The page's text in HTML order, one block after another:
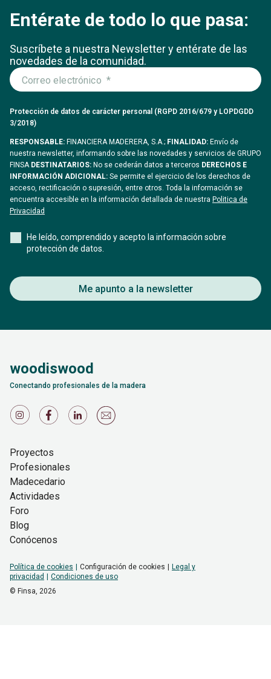
Entérate de todo lo que pasa:
Suscríbete a nuestra Newsletter y entérate de las
novedades de la comunidad.
Protección de datos de carácter personal (RGPD 2016/679 y LOPDGDD
3/2018)
RESPONSABLE: FINANCIERA MADERERA, S.A.; FINALIDAD: Envío de
nuestra newsletter, informando sobre las novedades y servicios de GRUPO
FINSADESTINATARIOS: No se cederán datos a terceros DERECHOS E
INFORMACIÓN ADICIONAL: Se permite el ejercicio de los derechos de
acceso, rectificación o supresión, entre otros. Toda la información se
encuentra accesible en la información detallada de nuestra Politica de
Privacidad
He leído, comprendido y acepto la información sobre
protección de datos.
Me apunto a la newsletter
woodiswood
Conectando profesionales de la madera
Proyectos
Profesionales
Madecedario
Actividades
Foro
Blog
Conócenos
Política de cookies Configuración de cookies
Legal y
privacidad
Condiciones de uso
© Finsa, 2026